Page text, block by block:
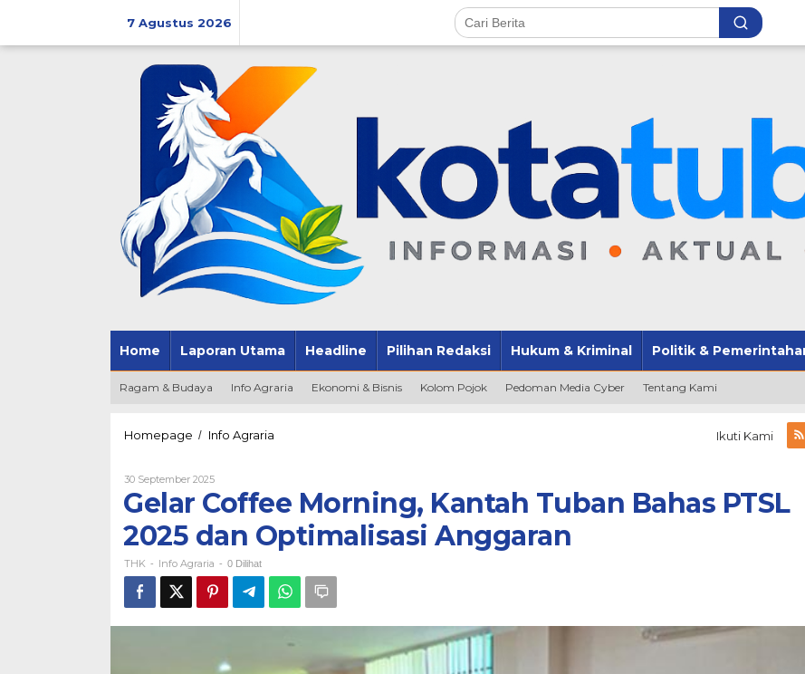
7 Agustus 2026
Home Laporan Utama Headline Pilihan Redaksi Hukum & Kriminal Politik &
Ragam & Budaya Info Agraria Ekonomi & Bisnis Kolom Pojok Pedoman Media Cyber Tentang Kami
Homepage / Info Agraria
Tuban
Bahas
PTSL
2025
Optimalisasi
Anggaran
Ikuti Kami
30 September 2025Oleh
THK
Gelar Coffee Morning, Kantah Tuban Bahas PTSL
2025 dan Optimalisasi Anggaran
THK - Info Agraria - 0 Dilihat